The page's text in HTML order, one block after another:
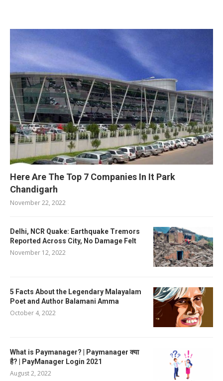
Here Are The Top 7 Companies In It Park
Chandigarh
November 22, 2022
Delhi, NCR Quake: Earthquake Tremors
Reported Across City, No Damage Felt
November 12, 2022
5 Facts About the Legendary Malayalam
Poet and Author Balamani Amma
October 4, 2022
What is Paymanager? | Paymanager क्या
है? | PayManager Login 2021
August 2, 2022